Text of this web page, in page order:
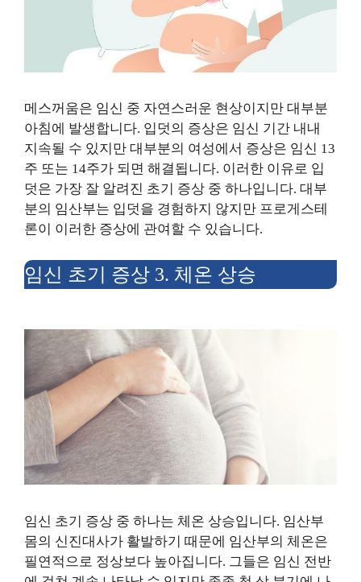
메스꺼움은 임신 중 자연스러운 현상이지만 대부분
아침에 발생합니다. 입덧의 증상은 임신 기간 내내
지속될 수 있지만 대부분의 여성에서 증상은 임신 13
주 또는 14주가 되면 해결됩니다. 이러한 이유로 입
덧은 가장 잘 알려진 초기 증상 중 하나입니다. 대부
분의 임산부는 입덧을 경험하지 않지만 프로게스테
론이 이러한 증상에 관여할 수 있습니다.
임신 초기 증상 3. 체온 상승
임신 초기 증상 중 하나는 체온 상승입니다. 임산부
몸의 신진대사가 활발하기 때문에 임산부의 체온은
필연적으로 정상보다 높아집니다. 그들은 임신 전반